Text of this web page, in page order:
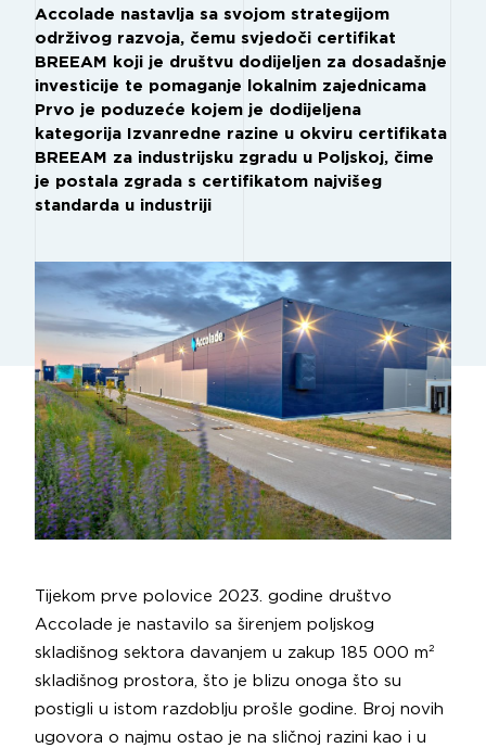
Accolade nastavlja sa svojom strategijom
održivog razvoja, čemu svjedoči certifikat
BREEAM koji je društvu dodijeljen za dosadašnje
investicije te pomaganje lokalnim zajednicama
Prvo je poduzeće kojem je dodijeljena
kategorija Izvanredne razine u okviru certifikata
BREEAM za industrijsku zgradu u Poljskoj, čime
je postala zgrada s certifikatom najvišeg
standarda u industriji
Tijekom prve polovice 2023. godine društvo
Accolade je nastavilo sa širenjem poljskog
skladišnog sektora davanjem u zakup 185 000 m²
skladišnog prostora, što je blizu onoga što su
postigli u istom razdoblju prošle godine. Broj novih
ugovora o najmu ostao je na sličnoj razini kao i u